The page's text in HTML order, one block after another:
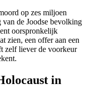
op zes miljoen
van de Joodse bevolking
oorspronkelijk
zien, een offer aan een
zelf liever de voorkeur
in